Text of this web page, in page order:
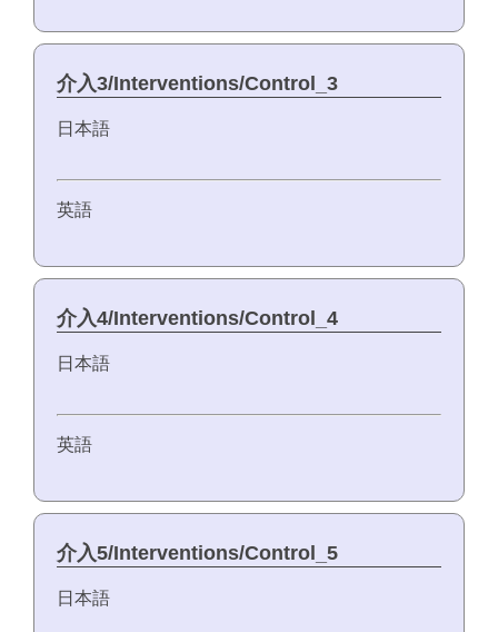
介入3/Interventions/Control_3
日本語
英語
介入4/Interventions/Control_4
日本語
英語
介入5/Interventions/Control_5
日本語